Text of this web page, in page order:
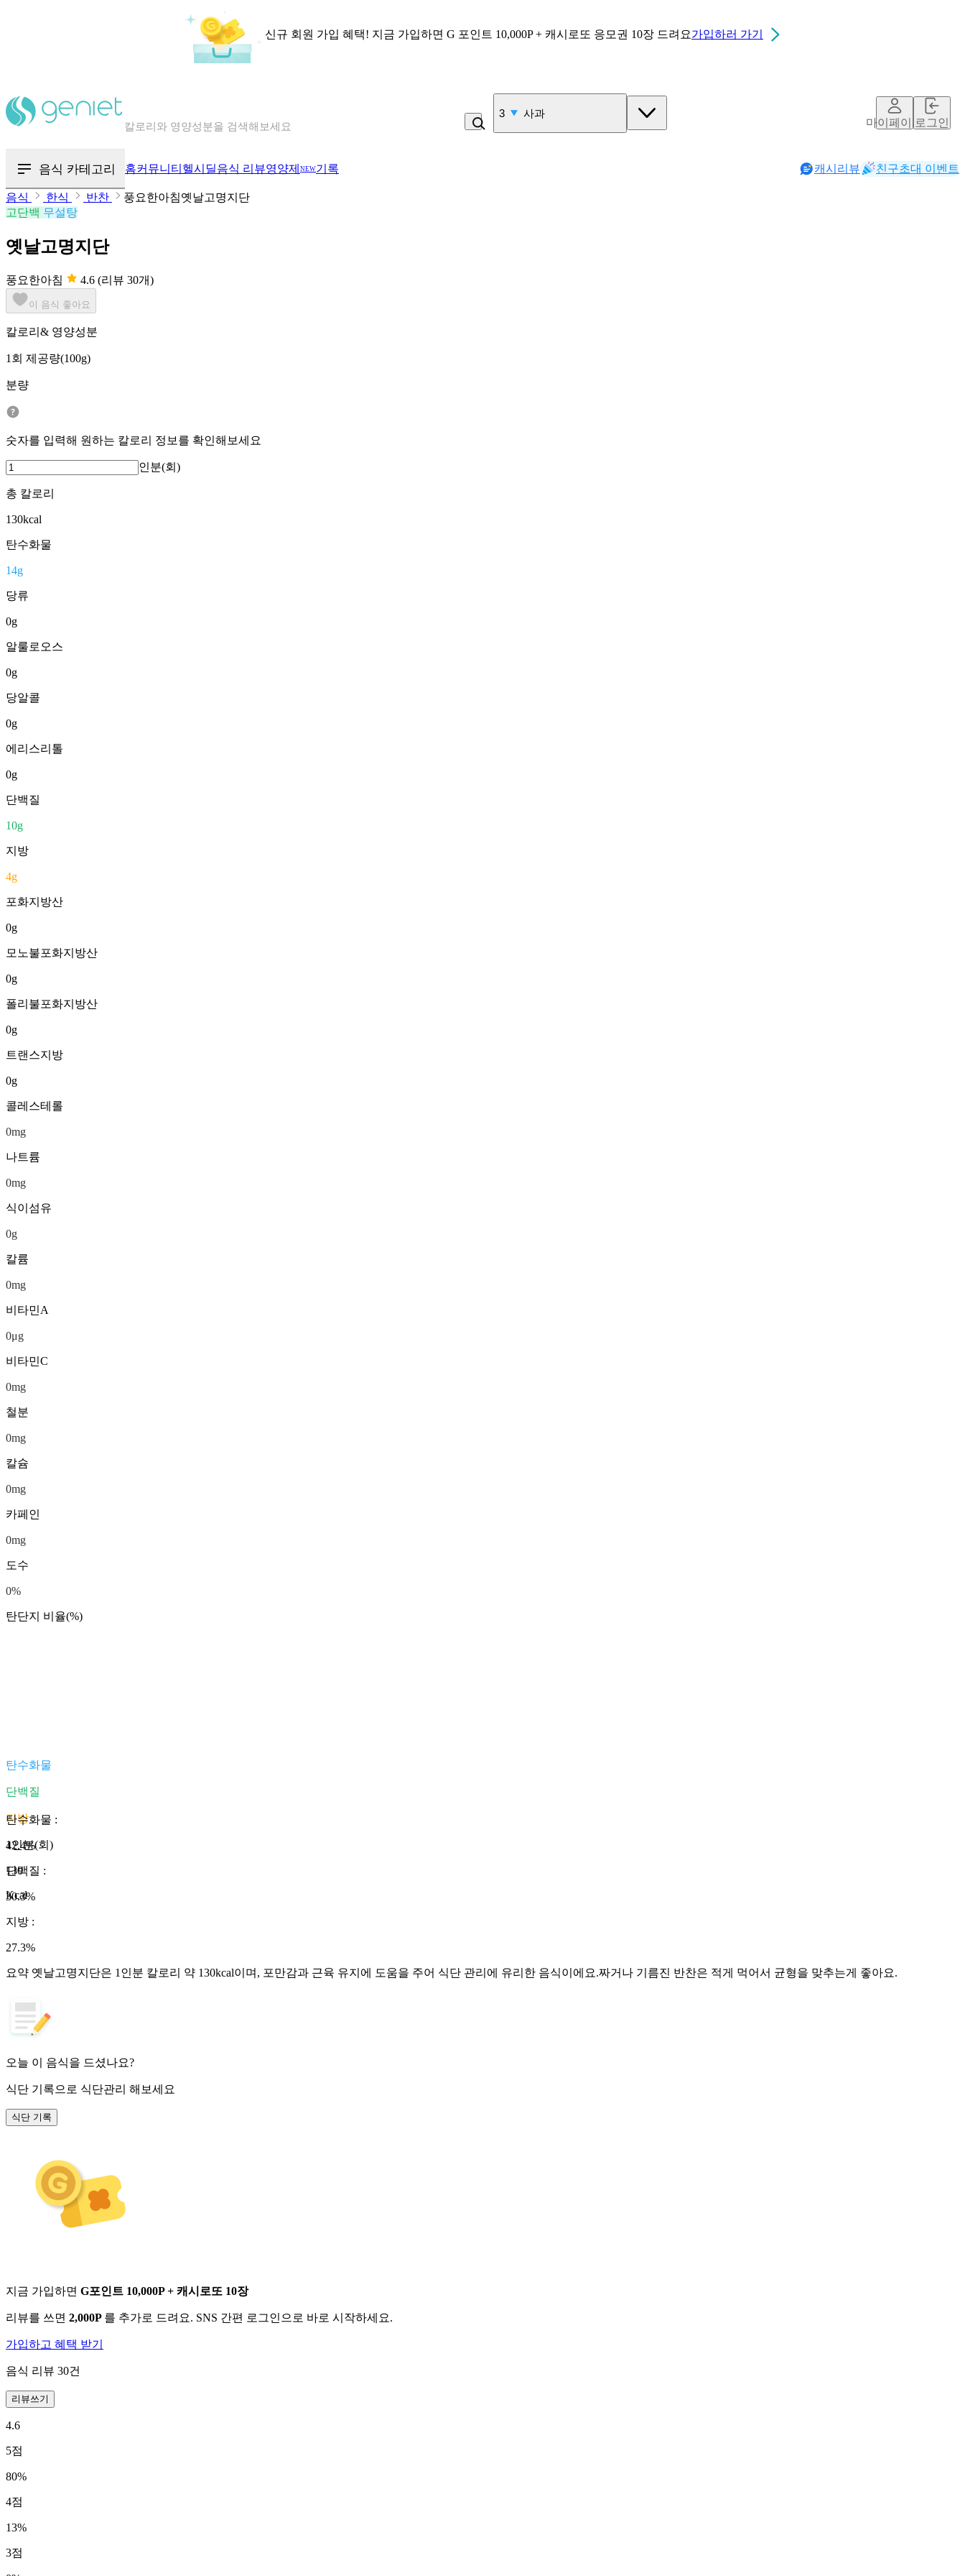
신규 회원 가입 혜택! 지금 가입하면 G 포인트 10,000P + 캐시로또 응모권 10장 드려요가입하러 가기
칼로리와 영양성분을 검색해보세요
4 김치
마이페이지로그인
음식 카테고리 홈커뮤니티 헬시딜음식 리뷰영양제 NEW기록 캐시리뷰 친구초대 이벤트
음식 한식 반찬
풍요한아침옛날고명지단
고단백 무설탕
옛날고명지단
풍요한아침 4.6 (리뷰 30개)
이 음식 좋아요
칼로리& 영양성분
1회 제공량(100g)
분량
숫자를 입력해 원하는 칼로리 정보를 확인해보세요
인분(회)
총 칼로리
130kcal
탄수화물
14g
당류
0g
알룰로오스
0g
당알콜
0g
에리스리톨
0g
단백질
10g
지방
4g
포화지방산
0g
모노불포화지방산
0g
폴리불포화지방산
0g
트랜스지방
0g
콜레스테롤
0mg
나트륨
0mg
식이섬유
0g
칼륨
0mg
비타민A
0μg
비타민C
0mg
철분
0mg
칼슘
0mg
카페인
0mg
도수
0%
탄단지 비율(%)
탄수화물
단백질
지방
1인분(회)
130
Kcal
탄수화물 :
42.4%
단백질 :
30.3%
지방 :
27.3%
요약 옛날고명지단은 1인분 칼로리 약 130kcal이며, 포만감과 근육 유지에 도움을 주어 식단 관리에 유리한 음식이에요.짜거나 기름진 반찬은 적게 먹어서 균형을 맞추는게 좋아요.
오늘 이 음식을 드셨나요?
식단 기록으로 식단관리 해보세요
식단 기록
지금 가입하면 G포인트 10,000P + 캐시로또 10장
리뷰를 쓰면 2,000P 를 추가로 드려요. SNS 간편 로그인으로 바로 시작하세요.
가입하고 혜택 받기
음식 리뷰 30건
리뷰쓰기
4.6
5점
80%
4점
13%
3점